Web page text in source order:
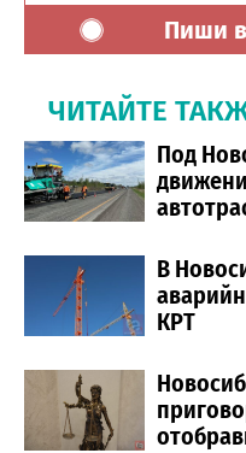
Пиши
ЧИТАЙТЕ
Под
В
КРТ